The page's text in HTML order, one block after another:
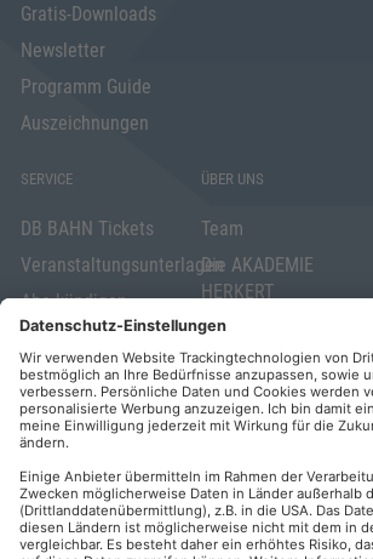
Gratis-Downloads
Newsletter
Programm Guide
Auszeichnungen
SERVICE
DB BAHN Tickets
Veranstaltungsunterlagen
Abo kündigen
Widerrufsrecht
für Verbraucher
Elektronischer
Geschäftsverkehr
ÜBER UNS
Team
Die AKADEMIE
HERKERT
FORUM VERLAG
HERKERT
Kontakt